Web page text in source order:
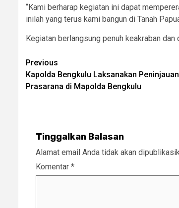
“Kami berharap kegiatan ini dapat
inilah yang terus kami bangun di Tanah
Kegiatan berlangsung penuh keakraban
Post
navigation
Previous
Kapolda Bengkulu Laksanakan
Prasarana di Mapolda Bengkulu
Tinggalkan Balasan
Alamat email Anda tidak akan
Komentar *